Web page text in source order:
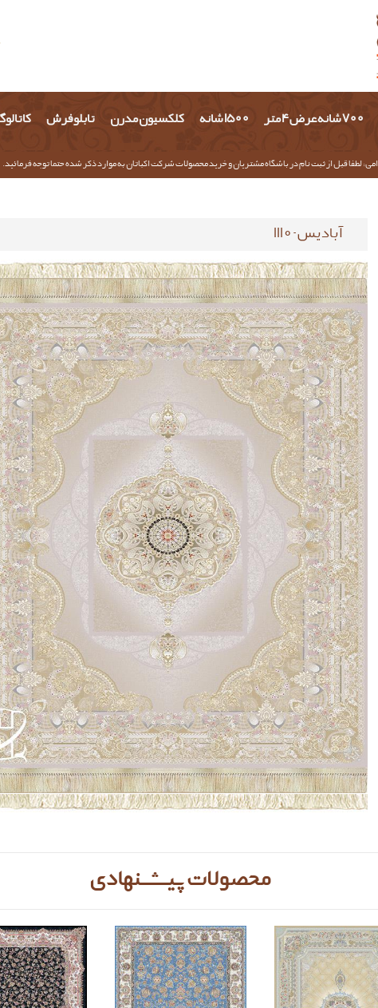
700 شانه عرض 4 متر 1500 شانه کلکسیون مدرن تابلو فرش
لطفا قبل از ثبت نام در باشگاه مشتریان و خرید محصولات شرکت اکباتان به موارد ذکر شده حتما توجه فرمائید.
آبادیس-1110
محصولات پیشنهادی